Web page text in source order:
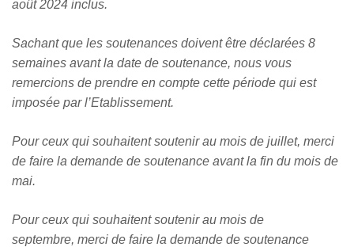
août 2024 inclus.
Sachant que les soutenances doivent être déclarées 8
semaines avant la date de soutenance, nous vous
remercions de prendre en compte cette période qui est
imposée par l’Etablissement.
Pour ceux qui souhaitent soutenirau mois de juillet, merci
de faire la demande de soutenance avant la fin du mois de
mai.
Pour ceux qui souhaitent soutenirau mois de
septembre, merci de faire la demande de soutenance